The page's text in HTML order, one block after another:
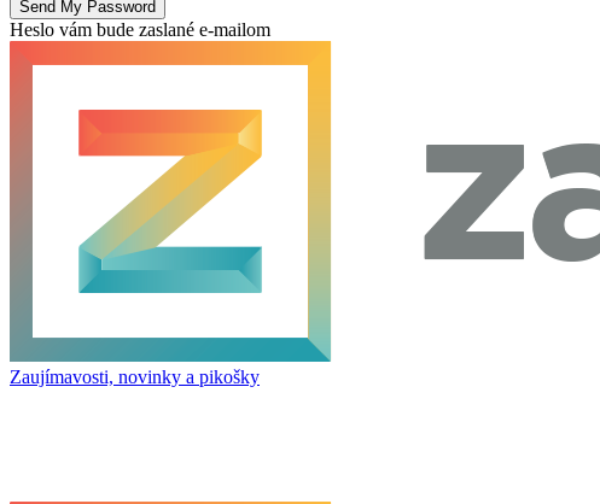
Heslo vám bude zaslané e-mailom
Zaujímavosti, novinky a pikošky